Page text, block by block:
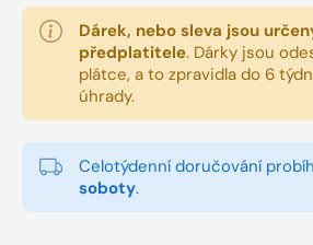
Dárek, nebo sleva jsou
předplatitele. Dárky jsou
plátce, a to zpravidla do 6
úhrady.
Celotýdenní doručování
soboty.